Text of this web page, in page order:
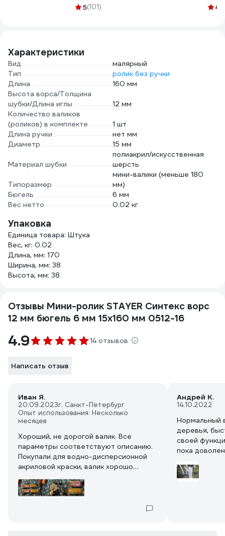
поверхностей
5(101) 4.7
Характеристики
Вид
малярный
Тип
ролик без ручки
Длина
160 мм
Высота ворса/Толщина
шубки/Длина иглы
12 мм
Количество валиков
(роликов) в комплекте
1 шт
Длина ручки
нет мм
Диаметр
15 мм
Материал шубки
полиакрил/искусственная
шерсть
Типоразмер
мини-валики (меньше 180
мм)
Бюгель
6 мм
Вес нетто
0.02 кг
Упаковка
Единица товара: Штука
Вес, кг: 0.02
Длина, мм: 170
Ширина, мм: 38
Высота, мм: 38
Отзывы Мини-ролик STAYER Синтекс ворс
12 мм бюгель 6 мм 15x160 мм 0512-16
4.9 14 отзывов
Написать отзыв
Иван Я.
20.09.2023г. Санкт-Петербург
Опыт использования: Несколько
месяцев
Хороший, не дорогой валик. Все
параметры соответствуют описанию.
Покупали для водно-дисперсионной
акриловой краски, валик хорошо
впитывает краску и равномерно её
наносит. Если успеть очистить, то
можно использовать повторно.
Андрей К.
14.10.2022
Нормальный
деревья,
своей
пока